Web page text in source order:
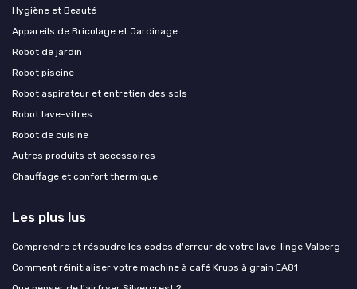
Hygiène et Beauté
Appareils de Bricolage et Jardinage
Robot de jardin
Robot piscine
Robot aspirateur et entretien des sols
Robot lave-vitres
Robot de cuisine
Autres produits et accessoires
Chauffage et confort thermique
Les plus lus
Comprendre et résoudre les codes d'erreur de votre lave-linge Valberg
Comment réinitialiser votre machine à café Krups à grain EA81